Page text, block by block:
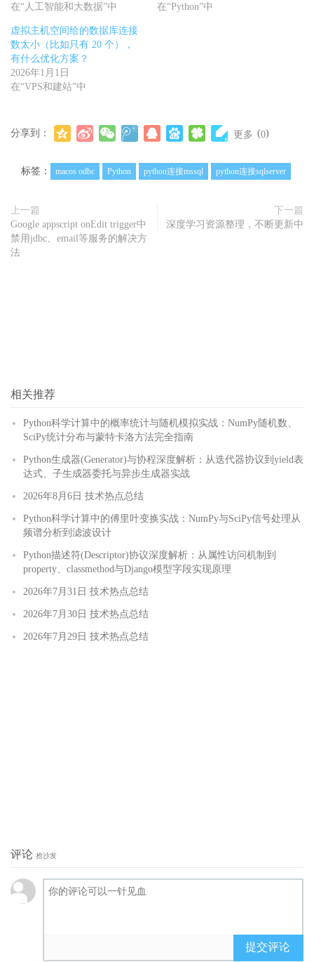
在“人工智能和大数据”中
在“Python”中
虚拟主机空间给的数据库连接
数太小（比如只有 20 个），
有什么优化方案？
2026年1月1日
在“VPS和建站”中
分享到： 更多 (0)
标签： macos odbc Python python连接mssql python连接sqlserver
上一篇
Google appscript onEdit trigger中
禁用jdbc、email等服务的解决方
法
下一篇
深度学习资源整理，不断更新中
相关推荐
Python科学计算中的概率统计与随机模拟实战：NumPy随机数、
SciPy统计分布与蒙特卡洛方法完全指南
Python生成器(Generator)与协程深度解析：从迭代器协议到yield表
达式、子生成器委托与异步生成器实战
2026年8月6日 技术热点总结
Python科学计算中的傅里叶变换实战：NumPy与SciPy信号处理从
频谱分析到滤波设计
Python描述符(Descriptor)协议深度解析：从属性访问机制到
property、classmethod与Django模型字段实现原理
2026年7月31日 技术热点总结
2026年7月30日 技术热点总结
2026年7月29日 技术热点总结
评论 抢沙发
提交评论